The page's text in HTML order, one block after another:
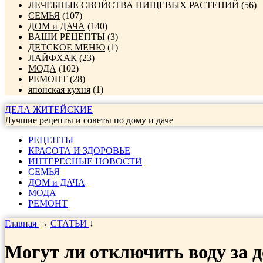
ЛЕЧЕБНЫЕ СВОЙСТВА ПИЩЕВЫХ РАСТЕНИЙ (56)
СЕМЬЯ (107)
ДОМ и ДАЧА (140)
ВАШИ РЕЦЕПТЫ (3)
ДЕТСКОЕ МЕНЮ (1)
ЛАЙФХАК (23)
МОДА (102)
РЕМОНТ (28)
японская кухня (1)
ДЕЛА ЖИТЕЙСКИЕ
Лучшие рецепты и советы по дому и даче
РЕЦЕПТЫ
КРАСОТА И ЗДОРОВЬЕ
ИНТЕРЕСНЫЕ НОВОСТИ
СЕМЬЯ
ДОМ и ДАЧА
МОДА
РЕМОНТ
Главная → СТАТЬИ ↓
Могут ли отключить воду за